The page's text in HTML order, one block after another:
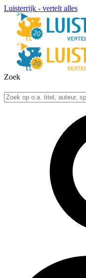
Luisterrijk - vertelt alles
Zoek